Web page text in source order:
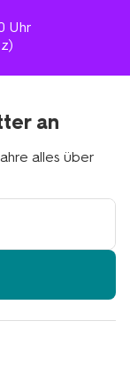
Uhr
an
alles über